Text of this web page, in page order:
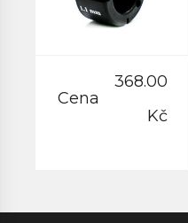
Cena
368.00
Kč